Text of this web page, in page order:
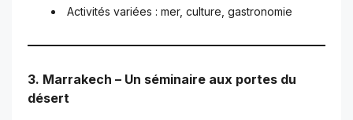
Activités variées : mer, culture, gastronomie
3. Marrakech – Un séminaire aux portes du
désert